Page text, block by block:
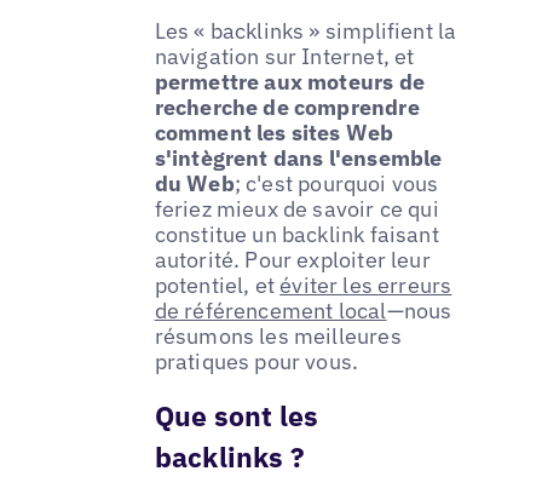
Les « backlinks » simplifient la
navigation sur Internet, et
permettre aux moteurs de
recherche de comprendre
comment les sites Web
s'intègrent dans l'ensemble
du Web; c'est pourquoi vous
feriez mieux de savoir ce qui
constitue un backlink faisant
autorité. Pour exploiter leur
potentiel, et éviter les erreurs
de référencement local—nous
résumons les meilleures
pratiques pour vous.
Que sont les
backlinks ?